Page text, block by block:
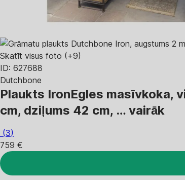
Skatīt visus foto (+9)
ID: 627688
Dutchbone
Plaukts IronEgles masīvkoka,
cm, dziļums 42 cm, … vairāk
(3)
759 €